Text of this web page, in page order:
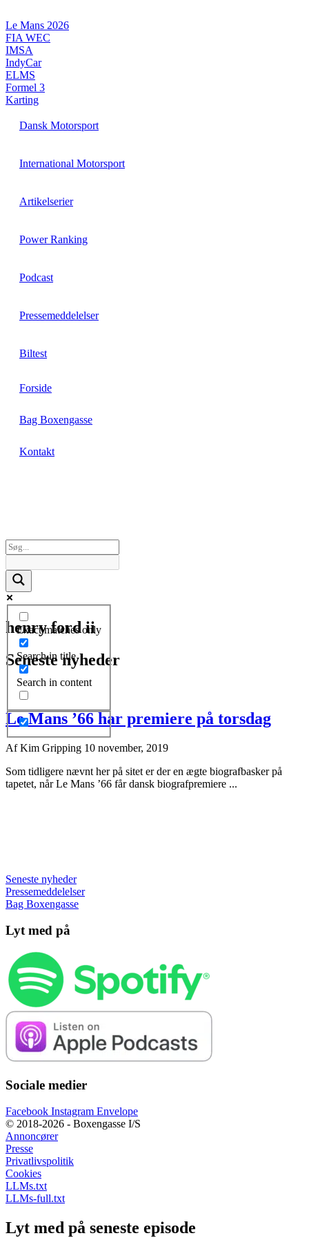
til
indhold
Le Mans 2026
FIA WEC
IMSA
IndyCar
ELMS
Formel 3
Karting
Dansk Motorsport
International Motorsport
Artikelserier
Power Ranking
Podcast
Pressemeddelelser
Biltest
Forside
Bag Boxengasse
Kontakt
Exact matches only
Search in title
Search in content
henry ford ii
Seneste nyheder
Le Mans ’66 har premiere på torsdag
AfKim Gripping 10 november, 2019
Som tidligere nævnt her på sitet er der en ægte biografbasker på
tapetet, når Le Mans ’66 får dansk biografpremiere ...
Seneste nyheder
Pressemeddelelser
Bag Boxengasse
Lyt med på
Sociale medier
Facebook Instagram Envelope
© 2018-2026 - Boxengasse I/S
Annoncører
Presse
Privatlivspolitik
Cookies
LLMs.txt
LLMs-full.txt
Lyt med på seneste episode